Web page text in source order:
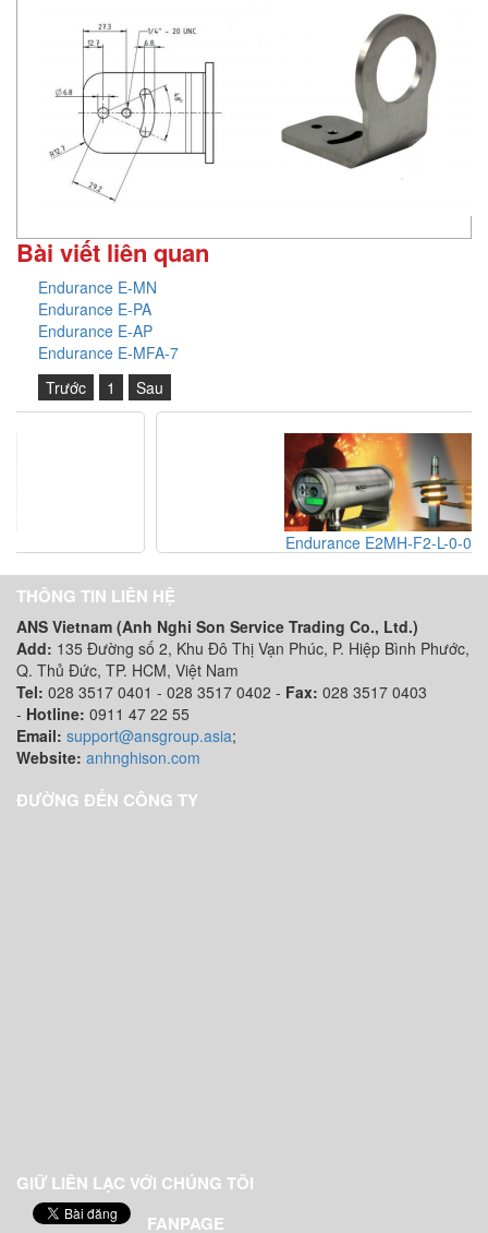
Bài viết liên quan
Endurance E-MN
Endurance E-PA
Endurance E-AP
Endurance E-MFA-7
Trước
1 Sau
Endurance E2MH-F2-L-0-0
THÔNG TIN LIÊN HỆ
ANS Vietnam (Anh Nghi Son Service Trading Co., Ltd.)
Add: 135 Đường số 2, Khu Đô Thị Vạn Phúc, P. Hiệp Bình Phước,
Q. Thủ Đức, TP. HCM, Việt Nam
Tel: 028 3517 0401 - 028 3517 0402 - Fax: 028 3517 0403
- Hotline: 0911 47 22 55
Email: support@ansgroup.asia;
Website: anhnghison.com
ĐƯỜNG ĐẾN CÔNG TY
GIỮ LIÊN LẠC VỚI CHÚNG TÔI
FANPAGE